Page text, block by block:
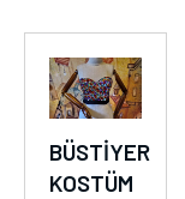
BÜSTİYER
KOSTÜM